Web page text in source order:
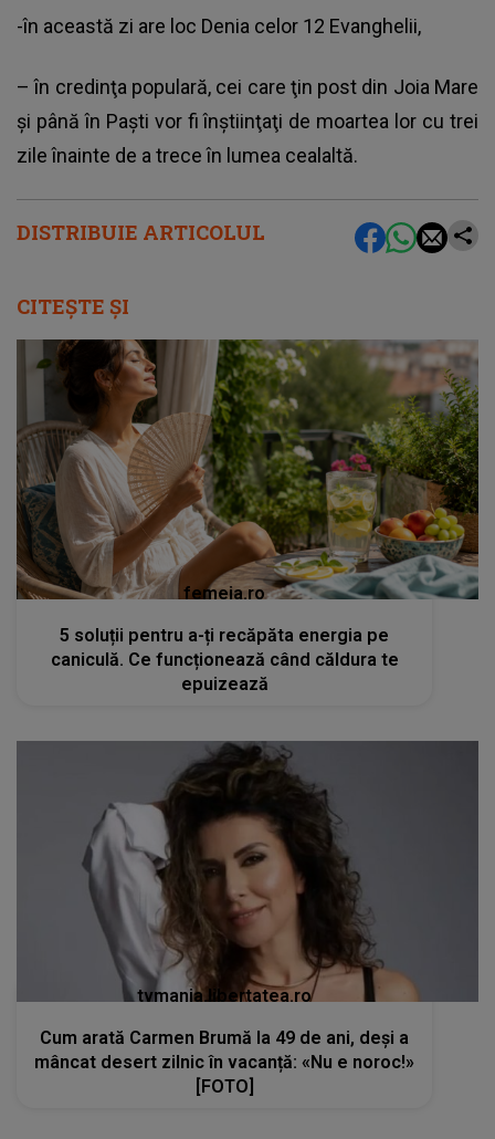
DISTRIBUIE ARTICOLUL
-în această zi are loc Denia celor 12 Evanghelii,
– în credinţa populară, cei care ţin post din Joia Mare
şi până în Paşti vor fi înştiinţaţi de moartea lor cu trei
zile înainte de a trece în lumea cealaltă.
CITEȘTE ȘI
femeia.ro
5 soluții pentru a-ți recăpăta energia pe
caniculă. Ce funcționează când căldura te
epuizează
tvmania.libertatea.ro
Cum arată Carmen Brumă la 49 de ani, deși a
mâncat desert zilnic în vacanță: «Nu e noroc!»
[FOTO]